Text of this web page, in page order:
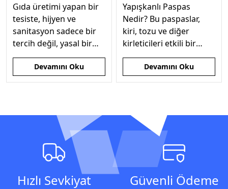
Gıda üretimi yapan bir
tesiste, hijyen ve
sanitasyon sadece bir
tercih değil, yasal bir
zorunluluktur. Sinekler,
taşıdıkları
mikroorganizmalar
en büyük unsurlardan
Devamını Oku: Gıda Üretim Tesislerinde En Doğru Sinek
Yapışkanlı Paspas
Nedir? Bu paspaslar,
kiri, tozu ve diğer
kirleticileri etkili bir
şekilde yakalamak için
özel yapışkanlı
tabakalardan oluşur.
Devamını Oku
: Hastane için
Alışveriş Avantajları
Hızlı Sevkiyat Güvenli Ödeme